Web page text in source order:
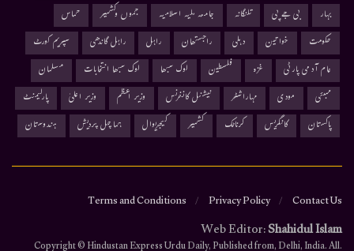
بہار
بی جے پی تلنگانہ جامعہ ملیہ اسلامیہ جموں وکشمیر
حماس
حکومت
خواتین دہلی راجستھان راہل راہل گاندھی
سپریم کورٹ
عام آدمی پارٹی
غزہ فلسطین لوک سبھا لوک سبھا انتخابات
مسلمان
ممبئی
مودی مہاراشٹر نیشنل کانفرنس وزیر اعظم وزیر اعلیٰ
پارلیمنٹ
پاکستان
کانگریس کرناٹک کشمیر کیجریوال ہماچل پردیش ہندوستان
Contact Us
Privacy Policy
Terms and Conditions
Web Editor:Shahidul Islam